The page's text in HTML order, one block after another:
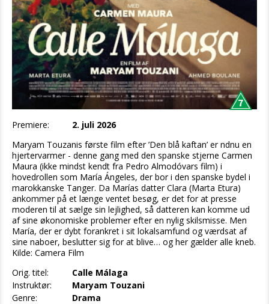
Premiere:
2. juli 2026
Maryam Touzanis første film efter ’Den blå kaftan’ er ndnu en
hjertervarmer - denne gang med den spanske stjerne Carmen
Maura (ikke mindst kendt fra Pedro Almodóvars film) i
hovedrollen som María Ángeles, der bor i den spanske bydel i
marokkanske Tanger. Da Marías datter Clara (Marta Etura)
ankommer på et længe ventet besøg, er det for at presse
moderen til at sælge sin lejlighed, så datteren kan komme ud
af sine økonomiske problemer efter en nylig skilsmisse. Men
María, der er dybt forankret i sit lokalsamfund og værdsat af
sine naboer, beslutter sig for at blive… og her gælder alle kneb.
Kilde: Camera Film
Orig. titel:
Calle Málaga
Instruktør:
Maryam Touzani
Genre:
Drama